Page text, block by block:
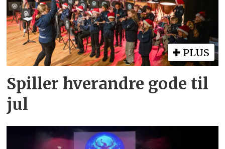
PLUS
Spiller hverandre gode til
jul